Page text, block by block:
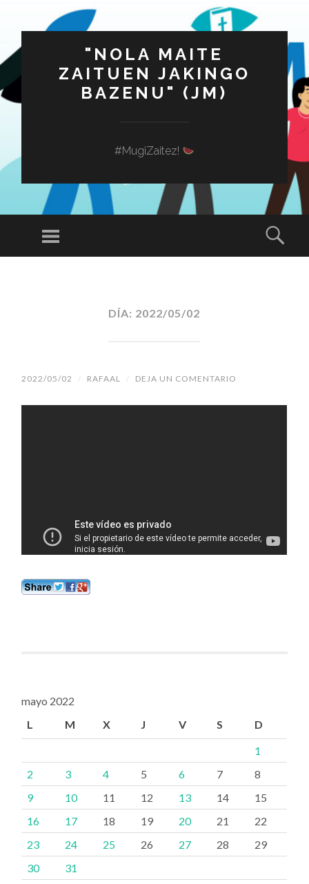
"NOLA MAITE
ZAITUEN JAKINGO
BAZENU" (JM)
#MugiZaitez!
Menú
DÍA: 2022/05/02
2022/05/02 / RAFAAL / DEJA UN COMENTARIO
mayo 2022
L
M X J V S D
1
2
3 4 5 6 7
8
9
10 11 12 13 14
15
16
17 18 19 20 21
22
23
24 25 26 27 28
29
30
31